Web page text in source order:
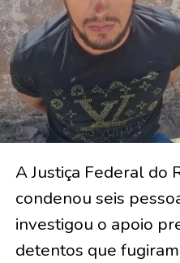
A Justiça Federal do
condenou seis
investigou o apoio
detentos que